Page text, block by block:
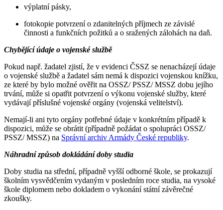
výplatní pásky,
fotokopie potvrzení o zdanitelných příjmech ze závislé
činnosti a funkčních požitků a o sražených zálohách na daň.
Chybějící údaje o vojenské službě
Pokud např. žadatel zjistí, že v evidenci ČSSZ se nenacházejí údaje
o vojenské službě a žadatel sám nemá k dispozici vojenskou knížku,
ze které by bylo možné ověřit na OSSZ/ PSSZ/ MSSZ dobu jejího
trvání, může si opatřit potvrzení o výkonu vojenské služby, které
vydávají příslušné vojenské orgány (vojenská velitelství).
Nemají-li ani tyto orgány potřebné údaje v konkrétním případě k
dispozici, může se obrátit (případně požádat o spolupráci OSSZ/
PSSZ/ MSSZ) na Správní archiv Armády České republiky.
Náhradní způsob dokládání doby studia
Doby studia na střední, případně vyšší odborné škole, se prokazují
školním vysvědčením vydaným v posledním roce studia, na vysoké
škole diplomem nebo dokladem o vykonání státní závěrečné
zkoušky.